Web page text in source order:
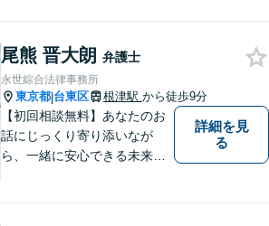
トラブルにも対応。明瞭な弁
護士費用で安心のサポート
を。【休日・夜間相談可能】
尾熊 晋大朗 弁護士
永世綜合法律事務所
東京都|台東区 根津駅 から徒歩9分
【初回相談無料】あなたのお
話にじっくり寄り添いなが
ら、一緒に安心できる未来を
詳細を見
る